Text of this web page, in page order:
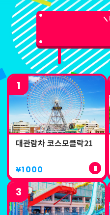
대관람차 코스모클락21
¥1000
1
3